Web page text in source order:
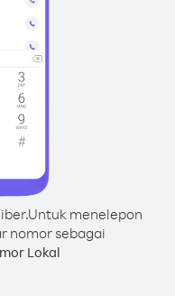
Untuk menelepon
nomor sebagai
Lokal